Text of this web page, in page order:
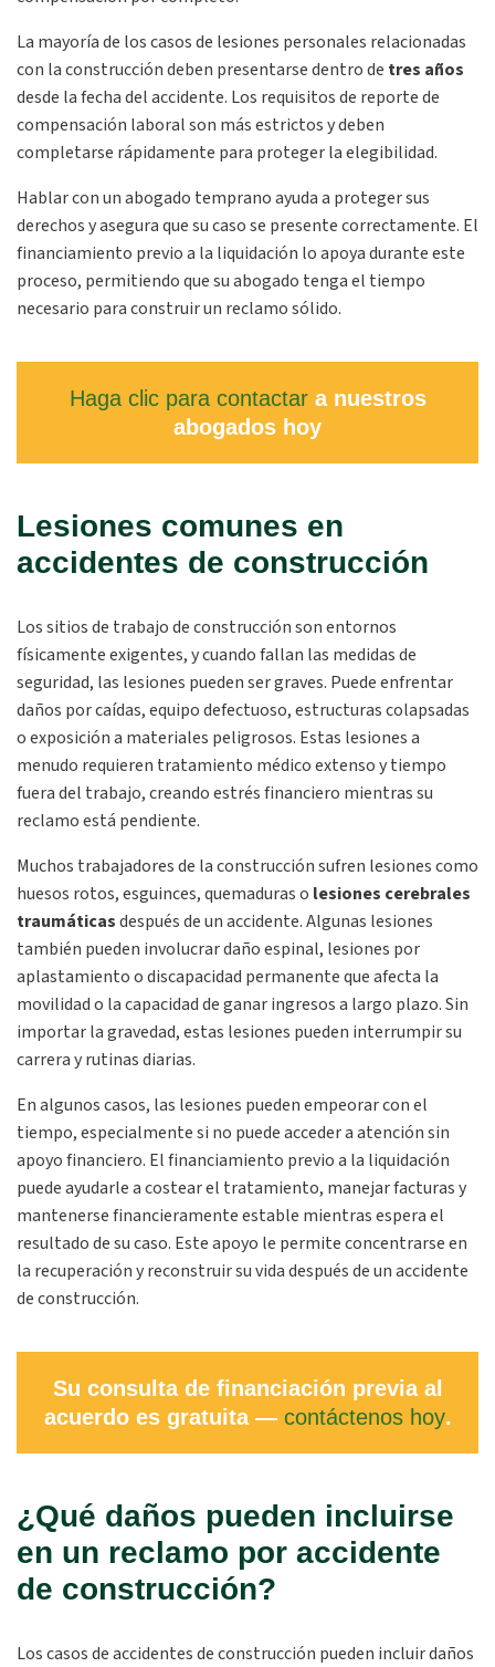
La mayoría de los casos de lesiones personales relacionadas
con la construcción deben presentarse dentro de tres años
desde la fecha del accidente. Los requisitos de reporte de
compensación laboral son más estrictos y deben
completarse rápidamente para proteger la elegibilidad.
Hablar con un abogado temprano ayuda a proteger sus
derechos y asegura que su caso se presente correctamente. El
financiamiento previo a la liquidación lo apoya durante este
proceso, permitiendo que su abogado tenga el tiempo
necesario para construir un reclamo sólido.
Haga clic para contactara nuestros
abogados hoy
Lesiones comunes en
accidentes de construcción
Los sitios de trabajo de construcción son entornos
físicamente exigentes, y cuando fallan las medidas de
seguridad, las lesiones pueden ser graves. Puede enfrentar
daños por caídas, equipo defectuoso, estructuras colapsadas
o exposición a materiales peligrosos. Estas lesiones a
menudo requieren tratamiento médico extenso y tiempo
fuera del trabajo, creando estrés financiero mientras su
reclamo está pendiente.
Muchos trabajadores de la construcción sufren lesiones como
huesos rotos, esguinces, quemaduras o lesiones cerebrales
traumáticasdespués de un accidente. Algunas lesiones
también pueden involucrar daño espinal, lesiones por
aplastamiento o discapacidad permanente que afecta la
movilidad o la capacidad de ganar ingresos a largo plazo. Sin
importar la gravedad, estas lesiones pueden interrumpir su
carrera y rutinas diarias.
En algunos casos, las lesiones pueden empeorar con el
tiempo, especialmente si no puede acceder a atención sin
apoyo financiero. El financiamiento previo a la liquidación
puede ayudarle a costear el tratamiento, manejar facturas y
mantenerse financieramente estable mientras espera el
resultado de su caso. Este apoyo le permite concentrarse en
la recuperación y reconstruir su vida después de un accidente
de construcción.
Su consulta de financiación previa al
acuerdo es gratuita — contáctenos hoy.
¿Qué daños pueden incluirse
en un reclamo por accidente
de construcción?
Los casos de accidentes de construcción pueden incluir daños